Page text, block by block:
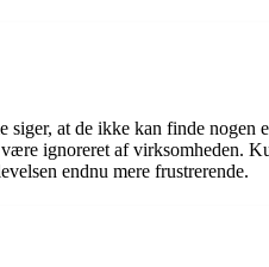
at de ikke kan finde nogen
ignoreret af virksomheden.
endnu mere frustrerende.